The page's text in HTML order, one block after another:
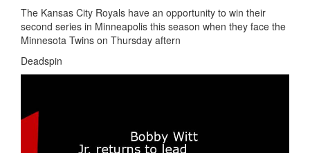
The Kansas City Royals have an opportunity to win their
second series in Minneapolis this season when they face the
Minnesota Twins on Thursday aftern
Deadspin